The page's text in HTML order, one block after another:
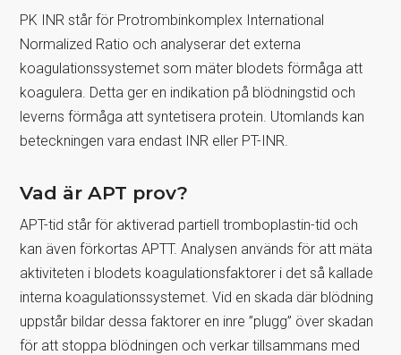
PK INR står för Protrombinkomplex International
Normalized Ratio och analyserar det externa
koagulationssystemet som mäter blodets förmåga att
koagulera. Detta ger en indikation på blödningstid och
leverns förmåga att syntetisera protein. Utomlands kan
beteckningen vara endast INR eller PT-INR.
Vad är APT prov?
APT-tid står för aktiverad partiell tromboplastin-tid och
kan även förkortas APTT. Analysen används för att mäta
aktiviteten i blodets koagulationsfaktorer i det så kallade
interna koagulationssystemet. Vid en skada där blödning
uppstår bildar dessa faktorer en inre ”plugg” över skadan
för att stoppa blödningen och verkar tillsammans med